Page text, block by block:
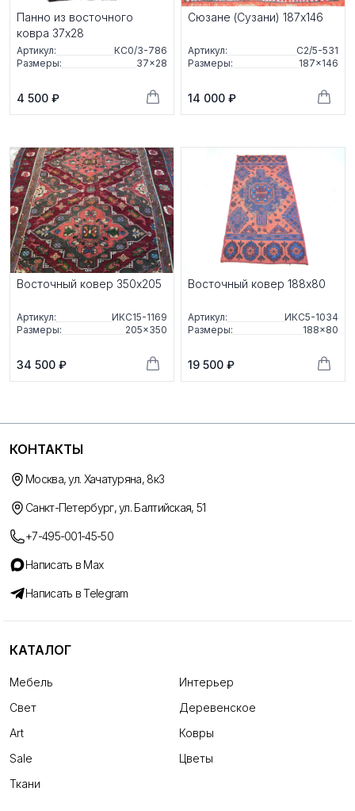
Панно из восточного
ковра 37х28
Артикул:
КС0/3-786
Размеры:
37×28
4 500 ₽
Сюзане (Сузани) 187x146
Артикул:
С2/5-531
Размеры:
187×146
14 000 ₽
Восточный ковер 350x205
Артикул:
ИКС15-1169
Размеры:
205×350
34 500 ₽
Восточный ковер 188x80
Артикул:
ИКС5-1034
Размеры:
188×80
19 500 ₽
КОНТАКТЫ
Москва, ул. Хачатуряна, 8к3
Санкт-Петербург, ул. Балтийская, 51
+7-495-001-45-50
Написать в Max
Написать в Telegram
КАТАЛОГ
Мебель
Интерьер
Свет
Деревенское
Art
Ковры
Sale
Цветы
Ткани